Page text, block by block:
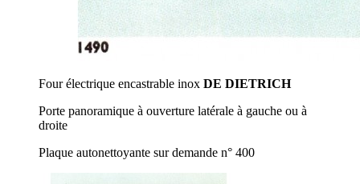
Four électrique encastrable inox DE DIETRICH
Porte panoramique à ouverture latérale à gauche ou à
droite
Plaque autonettoyante sur demande n° 400